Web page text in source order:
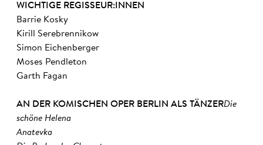
WICHTIGE REGISSEUR:INNEN
Barrie Kosky
Kirill Serebrennikow
Simon Eichenberger
Moses Pendleton
Garth Fagan
AN DER KOMISCHEN OPER BERLIN ALS TÄNZERDie
schöne Helena
Anatevka